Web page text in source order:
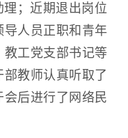
；近期退出岗位
人员正职和青年
工党支部书记等
教师认真听取了
后进行了网络民